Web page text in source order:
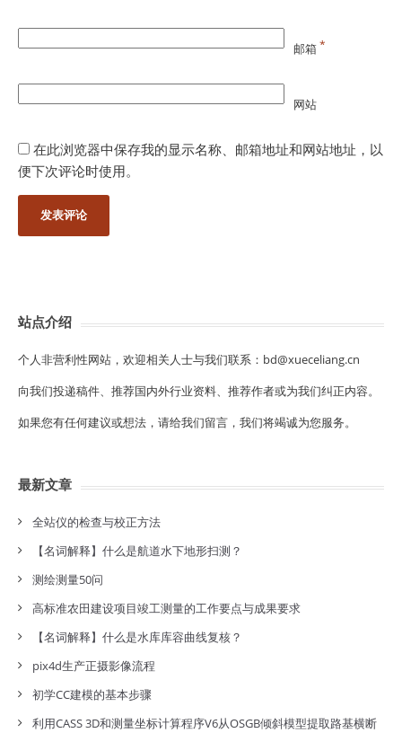
邮箱*
网站
在此浏览器中保存我的显示名称、邮箱地址和网站地址，以
便下次评论时使用。
站点介绍
个人非营利性网站，欢迎相关人士与我们联系：bd@xueceliang.cn
向我们投递稿件、推荐国内外行业资料、推荐作者或为我们纠正内容。
如果您有任何建议或想法，请给我们留言，我们将竭诚为您服务。
最新文章
全站仪的检查与校正方法
【名词解释】什么是航道水下地形扫测？
测绘测量50问
高标准农田建设项目竣工测量的工作要点与成果要求
【名词解释】什么是水库库容曲线复核？
pix4d生产正摄影像流程
初学CC建模的基本步骤
利用CASS 3D和测量坐标计算程序V6从OSGB倾斜模型提取路基横断